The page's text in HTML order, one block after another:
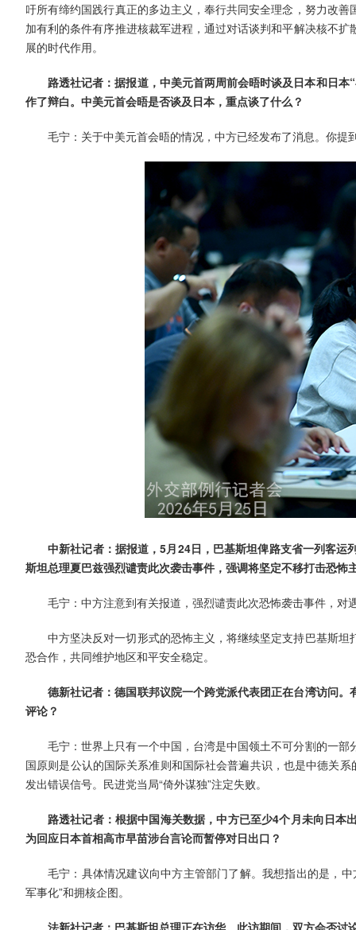
吁所有缔约国践行真正的多边主义，奉行共同安全理念，努力改
加有利的条件有序推进核裁军进程，通过对话谈判和平解决核不
展的时代作用。
路透社记者：据报道，中美元首两周前会晤时谈及日本和日
作了辩白。中美元首会晤是否谈及日本，重点谈了什么？
毛宁：关于中美元首会晤的情况，中方已经发布了消息。你
中新社记者：据报道，5月24日，巴基斯坦俾路支省一列客
斯坦总理夏巴兹强烈谴责此次袭击事件，强调将坚定不移打击恐怖
毛宁：中方注意到有关报道，强烈谴责此次恐怖袭击事件，
中方坚决反对一切形式的恐怖主义，将继续坚定支持巴基斯
恐合作，共同维护地区和平安全稳定。
德新社记者：德国联邦议院一个跨党派代表团正在台湾访问
评论？
毛宁：世界上只有一个中国，台湾是中国领土不可分割的一
国原则是公认的国际关系准则和国际社会普遍共识，也是中德关
发出错误信号。民进党当局“倚外谋独”注定失败。
路透社记者：根据中国海关数据，中方已至少4个月未向日
为回应日本首相高市早苗涉台言论而暂停对日出口？
毛宁：具体情况建议向中方主管部门了解。我想指出的是，
军事化”和拥核企图。
法新社记者：巴基斯坦总理正在访华。此访期间，双方会否讨